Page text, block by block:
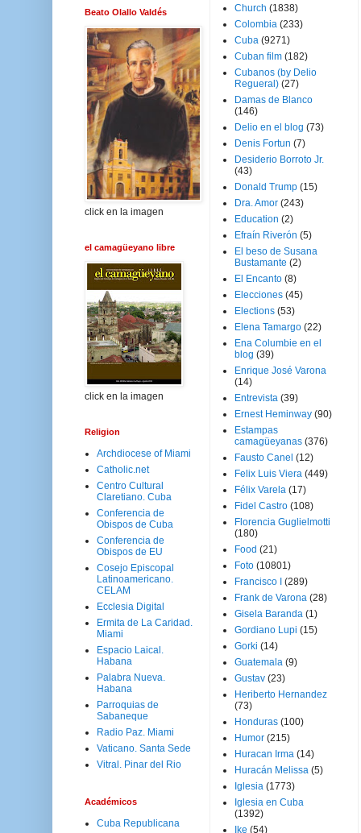
Beato Olallo Valdés
click en la imagen
el camagüeyano libre
click en la imagen
Religion
Archdiocese of Miami
Catholic.net
Centro Cultural
Claretiano. Cuba
Conferencia de
Obispos de Cuba
Conferencia de
Obispos de EU
Cosejo Episcopal
Latinoamericano.
CELAM
Ecclesia Digital
Ermita de La Caridad.
Miami
Espacio Laical.
Habana
Palabra Nueva.
Habana
Parroquias de
Sabaneque
Radio Paz. Miami
Vaticano. Santa Sede
Vitral. Pinar del Rio
Académicos
Cuba Republicana
Church (1838)
Colombia (233)
Cuba (9271)
Cuban film (182)
Cubanos (by Delio
Regueral) (27)
Damas de Blanco
(146)
Delio en el blog (73)
Denis Fortun (7)
Desiderio Borroto Jr.
(43)
Donald Trump (15)
Dra. Amor (243)
Education (2)
Efraín Riverón (5)
El beso de Susana
Bustamante (2)
El Encanto (8)
Elecciones (45)
Elections (53)
Elena Tamargo (22)
Ena Columbie en el
blog (39)
Enrique José Varona
(14)
Entrevista (39)
Ernest Heminway (90)
Estampas
camagüeyanas (376)
Fausto Canel (12)
Felix Luis Viera (449)
Félix Varela (17)
Fidel Castro (108)
Florencia Guglielmotti
(180)
Food (21)
Foto (10801)
Francisco I
(289)
Frank de Varona (28)
Gisela Baranda (1)
Gordiano Lupi (15)
Gorki (14)
Guatemala (9)
Gustav (23)
Heriberto Hernandez
(73)
Honduras (100)
Humor (215)
Huracan Irma (14)
Huracán Melissa (5)
Iglesia (1773)
Iglesia en Cuba
(1392)
Ike (54)